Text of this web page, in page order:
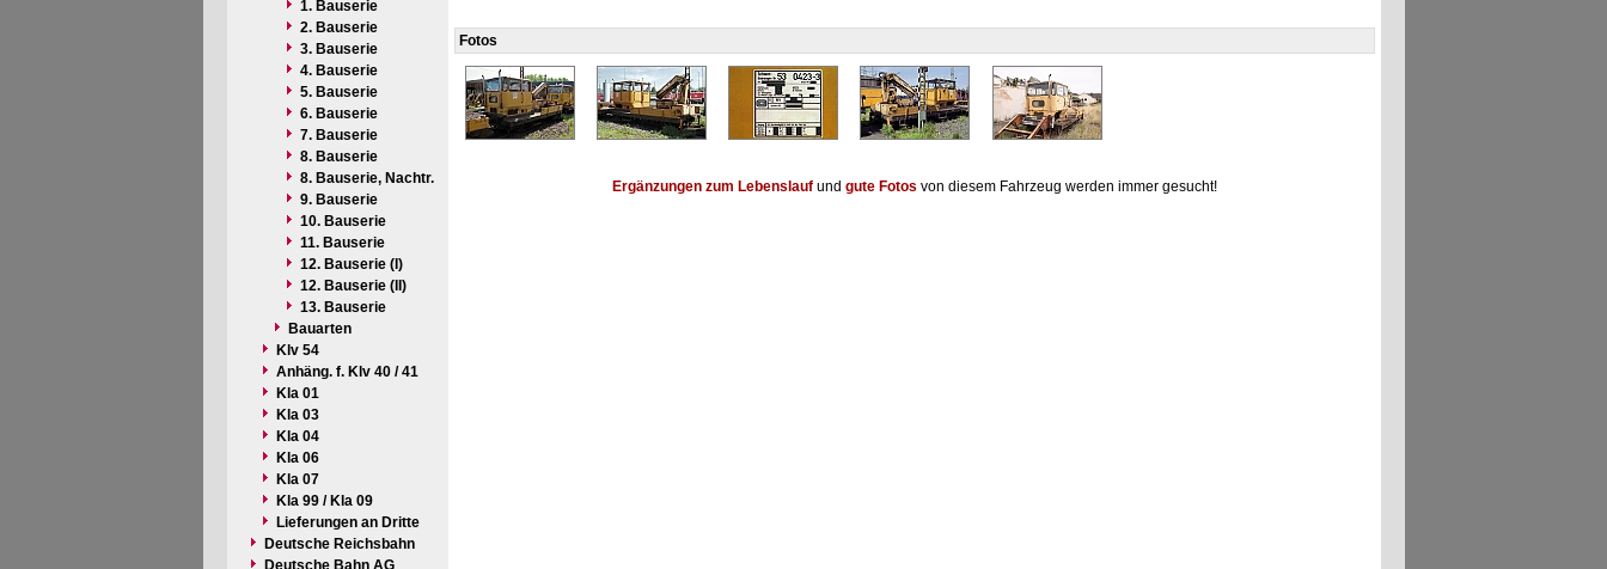
1. Bauserie
2. Bauserie
3. Bauserie
4. Bauserie
5. Bauserie
6. Bauserie
7. Bauserie
8. Bauserie
8. Bauserie, Nachtr.
9. Bauserie
10. Bauserie
11. Bauserie
12. Bauserie (I)
12. Bauserie (II)
13. Bauserie
Bauarten
Klv 54
Anhäng. f. Klv 40 / 41
Kla 01
Kla 03
Kla 04
Kla 06
Kla 07
Kla 99 / Kla 09
Lieferungen an Dritte
Deutsche Reichsbahn
Deutsche Bahn AG
Fotos
Ergänzungen zum Lebenslaufund gute Fotos von diesem Fahrzeug werden immer gesucht!